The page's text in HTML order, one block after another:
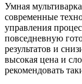
Умная
современные
управления
повседневную
результатов и
высокая цена и
рекомендовать